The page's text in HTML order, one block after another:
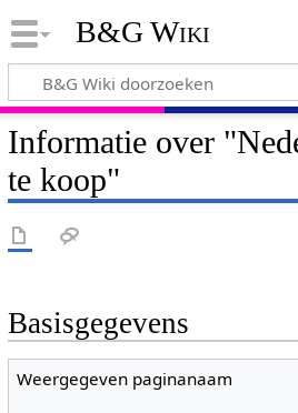
B&G Wiki
Informatie over
te koop"
Basisgegevens
Weergegeven paginanaam